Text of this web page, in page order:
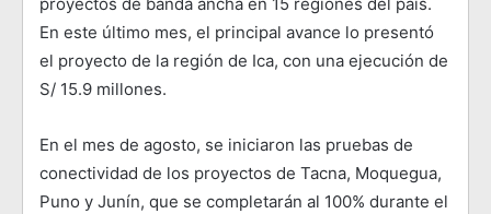
En este último mes, el principal avance lo presentó
el proyecto de la región de Ica, con una ejecución de
S/ 15.9 millones.
En el mes de agosto, se iniciaron las pruebas de
conectividad de los proyectos de Tacna, Moquegua,
Puno y Junín, que se completarán al 100% durante el